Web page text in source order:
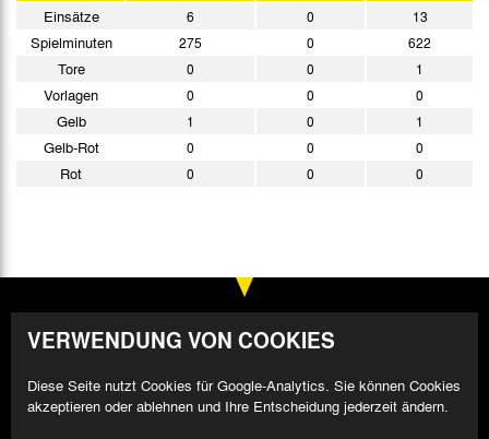
Einsätze
6 0 13
Spielminuten 275 0 622
Tore 0 0 1
Vorlagen 0 0 0
Gelb 1 0 1
Gelb-Rot 0 0 0
Rot 0 0 0
VERWENDUNG VON COOKIES
Diese Seite nutzt Cookies für Google-Analytics. Sie können Cookies
akzeptieren oder ablehnen und Ihre Entscheidung jederzeit ändern.